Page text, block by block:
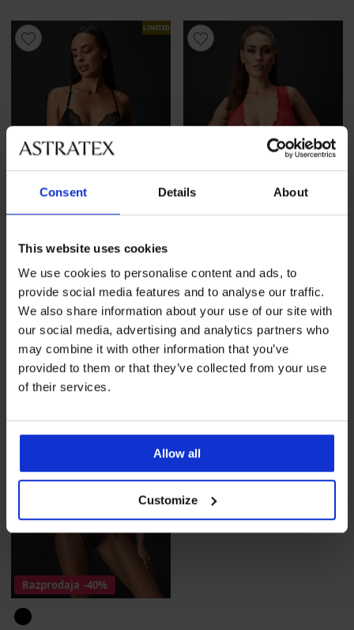
Consent Details About
This website uses cookies
We use cookies to personalise content and ads, to
provide social media features and to analyse our traffic.
We also share information about your use of our site with
our social media, advertising and analytics partners who
may combine it with other information that you’ve
provided to them or that they’ve collected from your use
of their services.
Allow all
Customize
LIMITED
Razprodaja -60%
Erotičen bodi Deliena
Popust
14,80 € Prvotna cena
36,99 €
Erotičen bodi Evalie
Popust
15,90 € Prvotna cena
52,99 €
Razprodaja -40%